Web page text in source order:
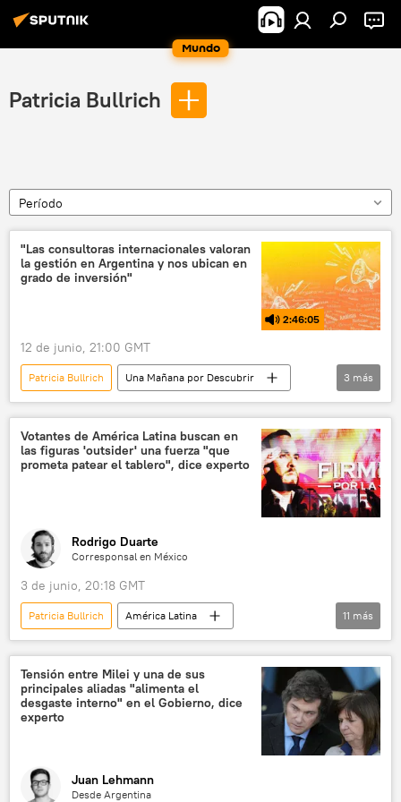
Mundo
Patricia Bullrich
Período
"Las consultoras internacionales valoran
la gestión en Argentina y nos ubican en
grado de inversión"
2:46:05
12 de junio, 21:00 GMT
Patricia Bullrich
Una Mañana por Descubrir
Argentina
seguridad
Manuel Adorni
3 más
Votantes de América Latina buscan en
las figuras 'outsider' una fuerza "que
prometa patear el tablero", dice experto
Rodrigo Duarte
Corresponsal en México
3 de junio, 20:18 GMT
Patricia Bullrich
América Latina
Javier Milei
Colombia
Chile
Paloma Valencia
Horacio Rodríguez Larreta
TikTok
José Antonio Kast
Nayib Bukele
💬 Opinión y Análisis
11 más
Tensión entre Milei y una de sus
principales aliadas "alimenta el
desgaste interno" en el Gobierno, dice
experto
Juan Lehmann
Desde Argentina